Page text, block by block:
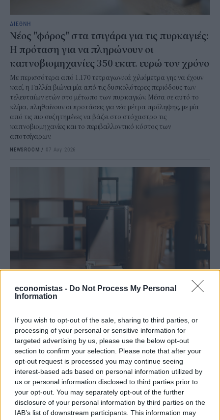
economistas - Do Not Process My Personal
Information
If you wish to opt-out of the sale, sharing to third parties, or
processing of your personal or sensitive information for
targeted advertising by us, please use the below opt-out
section to confirm your selection. Please note that after your
opt-out request is processed you may continue seeing
interest-based ads based on personal information utilized by
us or personal information disclosed to third parties prior to
your opt-out. You may separately opt-out of the further
disclosure of your personal information by third parties on the
IAB’s list of downstream participants. This information may
ΔΙΕΘΝΗ
Νέος "φόρος" στα τσιγάρα για τις πυρκαγιές:
Η πρόταση για να πληρώνουν οι
καπνοβιομηχανίες 350 εκατ. ευρώ τον χρόνο
Με περισσότερα από 1.170 τετραγωνικά χιλιόμετρα γης να έχουν
καεί, η Γαλλία βιώνει μία από τις δυσκολότερες περιόδους των
τελευταίων ετών στο μέτωπο των πυρκαγιών. Μέσα σε αυτό το
κλίμα, πληθαίνουν οι προτάσεις για νέα μέτρα πρόληψης, με μία
από τις πιο συζητημένες να βάζει στο στόχαστρο τις
καπνοβιομηχανίες και το περιβαλλοντικό κόστος των
αποτσίγαρων.
NEWSROOM / 07 Αυγ 2026
ΔΙΕΘΝΗ
Ποια αεροπορική χρεώνει πλέον και τη
βαλίτσα στο ντουλαπάκι
Τα φθηνά αεροπορικά εισιτήρια κινδυνεύουν να μείνουν φθηνά
μόνο στη θεωρία, καθώς ολοένα και περισσότερες αεροπορικές
εταιρείες χαμηλού κόστους χρεώνουν ξεχωριστά υπηρεσίες που
μέχρι πρότινος θεωρούνται αυτονόητες.
NEWSROOM/06 Αυγ 2026